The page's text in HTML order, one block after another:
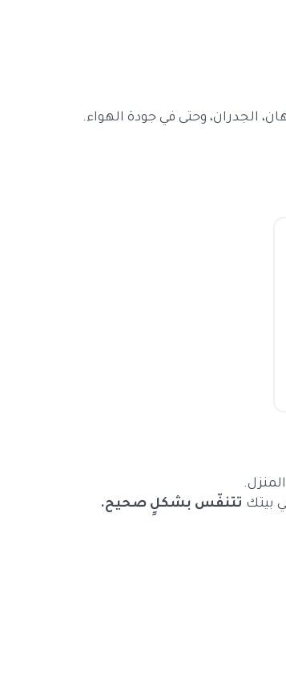
الجدران، وحتى في جودة الهواء.
بيتك تتنفّس بشكلٍ صحيح.